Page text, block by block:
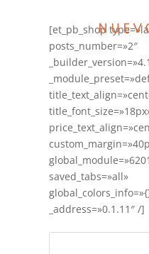
[et_pb_shop
posts_number=»2″
saved_tabs=»all»
_address=»0.1.11″ /]